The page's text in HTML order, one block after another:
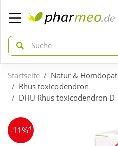
zurück
Aktuelle Coupons
zurück
Arzneimittel
Startseite Natur &
Rhus toxicodendron
DHU Rhus toxicodendron D
-11%4